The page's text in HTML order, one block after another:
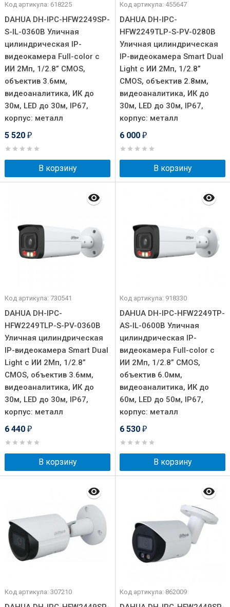
Код артикула: 618225
DAHUA DH-IPC-HFW2249SP-
S-IL-0360B Уличная
цилиндрическая IP-
видеокамера Full-color с
ИИ 2Мп, 1/2.8” CMOS,
объектив 3.6мм,
видеоаналитика, ИК до
30м, LED до 30м, IP67,
корпус: металл
5 520 ₽
В корзину
Код артикула: 455647
DAHUA DH-IPC-
HFW2249TLP-S-PV-0280B
Уличная цилиндрическая
IP-видеокамера Smart Dual
Light с ИИ 2Мп, 1/2.8”
CMOS, объектив 2.8мм,
видеоаналитика, ИК до
30м, LED до 30м, IP67,
корпус: металл
6 000 ₽
В корзину
Код артикула: 730541
DAHUA DH-IPC-
HFW2249TLP-S-PV-0360B
Уличная цилиндрическая
IP-видеокамера Smart Dual
Light с ИИ 2Мп, 1/2.8”
CMOS, объектив 3.6мм,
видеоаналитика, ИК до
30м, LED до 30м, IP67,
корпус: металл
6 440 ₽
В корзину
Код артикула: 918330
DAHUA DH-IPC-HFW2249TP-
AS-IL-0600B Уличная
цилиндрическая IP-
видеокамера Full-color с
ИИ 2Мп, 1/2.8” CMOS,
объектив 6.0мм,
видеоаналитика, ИК до
60м, LED до 50м, IP67,
корпус: металл
6 530 ₽
В корзину
Код артикула: 307210 Код артикула: 862009